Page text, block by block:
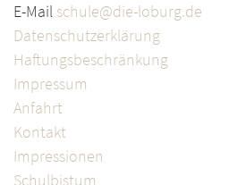
E-Mail schule@die-loburg.de
Datenschutzerklärung
Haftungsbeschränkung
Impressum
Anfahrt
Kontakt
Impressionen
Schulbistum